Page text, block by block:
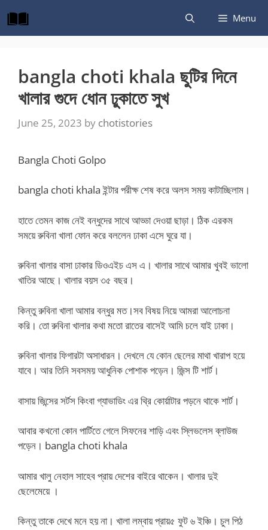
to
content
Menu
bangla choti khala ছুটির দিনে
খালার গুদে ধোন ঢুকাতে সুখ
June 25, 2023 by chotistories
Bangla Choti Golpo
bangla choti khala ইন্টার পরীক্ষ শেষ করে অলস সময় কাটাচ্ছিলাম।
হাতে তেমন কাজ নেই বন্ধুদের সাথে আড্ডা দেওয়া ছাড়া। ঠিক এরকম
সময়ে রুবিনা খালা ফোন করে বললেন ঢাকা এসে ঘুরে যা।
রুবিনা খালার বাসা ঢাকার ডিওএইচ এস এ। খালার সাথে আমার খুবই ভালো
খাতির আছে। খালার বয়স ৩৫ বছর।
কিন্তু রুবিনা খালা আমার বন্ধুর মত।সব বিষয় নিয়ে আমরা আলোচনা
করি। তো রুবিনা খালার কথা মতো রাতের বাসেই আমি চলে যাই ঢাকা।
রুবিনা খালার ফিগারটা অসাধারন। দেখলে যে কোন ছেলের মাথা খারাপ হয়ে
যাবে। আর তিনি সবসময় আধুনিক পোশাক পড়েন। জিন্স টি শার্ট।
বাসায় জিন্সের সর্টস কিংবা গ্যাভাডিং এর থ্রি কোর্য়াটার পড়নে থাকে শার্ট।
আবার কখনো কোন পার্টিতে গেলে সিফনের শাড়ি এবং স্লিভলেস ব্লাউজ
পড়েন। bangla choti khala
আমার খালু নেহাল সাহেব প্রায় দেশের বাইরে থাকেন। খালার দুই
ছেলেমেয়ে ।
কিন্তু তাকে দেখে মনে হয় না। খালা লম্বায় প্রায়৫ ফুট ৬ ইঞ্চি। চুল পিঠ